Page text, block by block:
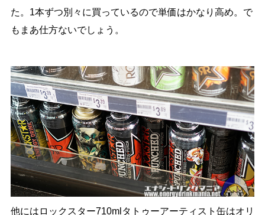
た。1本ずつ別々に買っているので単価はかなり高め。で
もまあ仕方ないでしょう。
他にはロックスター710mlタトゥーアーティスト缶はオリ